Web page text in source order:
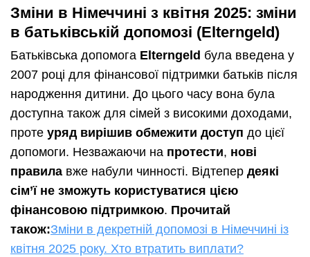
Зміни в Німеччині з квітня 2025: зміни
в батьківській допомозі (Elterngeld)
Батьківська допомога Elterngeld була введена у
2007 році для фінансової підтримки батьків після
народження дитини. До цього часу вона була
доступна також для сімей з високими доходами,
проте уряд вирішив обмежити доступ до цієї
допомоги. Незважаючи на протести, нові
правила вже набули чинності. Відтепер деякі
сім’ї не зможуть користуватися цією
фінансовою підтримкою. Прочитай
також:Зміни в декретній допомозі в Німеччині із
квітня 2025 року. Хто втратить виплати?